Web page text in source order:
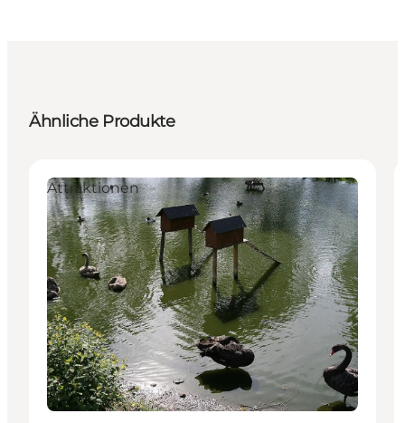
Ähnliche Produkte
Attraktionen